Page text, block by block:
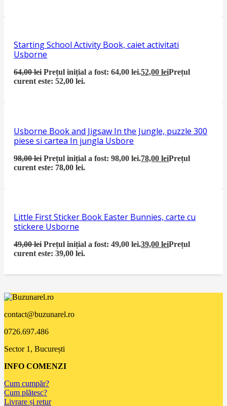
Starting School Activity Book, caiet activitati
Usborne
64,00lei Prețul inițial a fost: 64,00 lei.52,00leiPrețul
curent este: 52,00 lei.
Usborne Book and Jigsaw In the Jungle, puzzle 300
piese si cartea In jungla Usbore
98,00lei Prețul inițial a fost: 98,00 lei.78,00leiPrețul
curent este: 78,00 lei.
Little First Sticker Book Easter Bunnies, carte cu
stickere Usborne
49,00lei Prețul inițial a fost: 49,00 lei.39,00leiPrețul
curent este: 39,00 lei.
contact@buzunarel.ro
0726.697.486
Sector 1, București
INFO COMENZI
Cum cumpăr?
Cum plătesc?
Livrare și retur